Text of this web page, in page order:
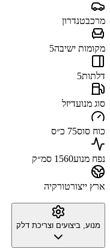
מרכבטנדרון
מקומות ישיבה5
דלתות5
סוג מנועדיזל
כוח סוס75 כ״ס
נפח מנוע1560 סמ״ק
ארץ ייצורטורקיה
מנוע, ביצועים וצריכת דלק